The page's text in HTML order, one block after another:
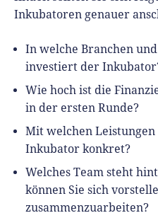
Inkubatoren genauer
In welche Branchen
investiert der
Wie hoch ist die
in der ersten Runde?
Mit welchen
Inkubator konkret?
Welches Team steht
können Sie sich
zusammenzuarbeiten?